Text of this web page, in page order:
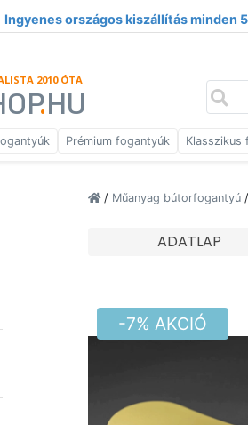
Ingyenes országos kiszállítás minden
2010 ÓTA
.HU
Prémium fogantyúk Klasszikus
/ Műanyag bútorfogantyú /
ADATLAP
-7% AKCIÓ